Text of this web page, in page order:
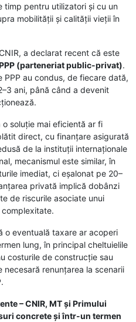
pentru utilizatori și cu un
mobilității și calității vieții în
a declarat recent că este
(parteneriat public-privat).
PPP au condus, de fiecare dată,
ani, până când a devenit
soluție mai eficientă ar fi
direct, cu finanțare asigurată
de la instituții internaționale
mecanismul este similar, în
imediat, ci eșalonat pe 20–
privată implică dobânzi
de riscurile asociate unui
o eventuală taxare ar acoperi
lung, în principal cheltuielile
costurile de construcție sau
renunțarea la scenarii
– CNIR, MT și Primului
concrete și într-un termen